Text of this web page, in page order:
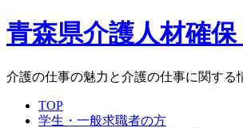
青森県介護人材確
介護の仕事の魅力と介護の仕事に関する
TOP
学生・一般求職者の方